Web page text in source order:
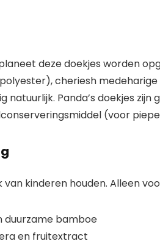
deze doekjes worden
cheriesh
natuurlijk. Panda’s doekjes
(voor
kinderen houden. Alleen
duurzame bamboe
en fruitextract